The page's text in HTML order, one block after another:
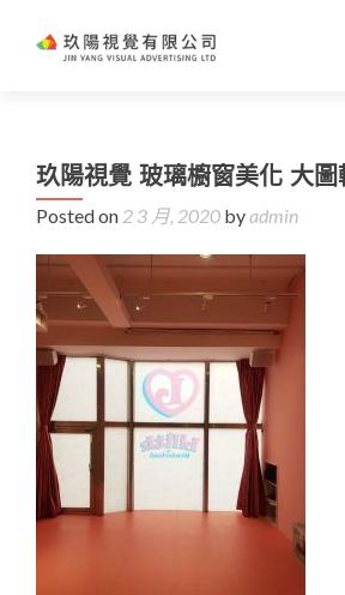
玖陽視覺 玻璃櫥窗美化 大
Posted on 2 3 月, 2020 byadmin